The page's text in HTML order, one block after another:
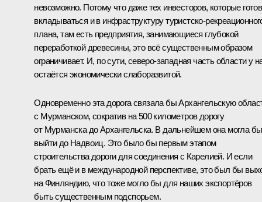
невозможно. Потому что даже тех инвесторов, которые
вкладываться и в инфраструктуру туристско-
плана, там есть предприятия, занимающиеся глубокой
переработкой древесины, это всё существенным образом
ограничивает. И, по сути, северо-западная часть области у
остаётся экономически слаборазвитой.
Одновременно эта дорога связала бы Архангельскую
с Мурманском, сократив на 500 километров дорогу
от Мурманска до Архангельска. В дальнейшем она могла бы
выйти до Надвоиц. Это было бы первым этапом
строительства дороги для соединения с Карелией. И если
брать ещё и в международной перспективе, это был бы
на Финляндию, что тоже могло бы для наших экспортёров
быть существенным подспорьем.